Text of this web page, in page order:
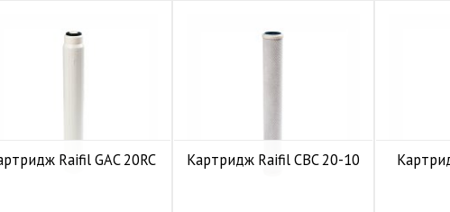
Raifil GAC 20RC Картридж Raifil CBC 20-10